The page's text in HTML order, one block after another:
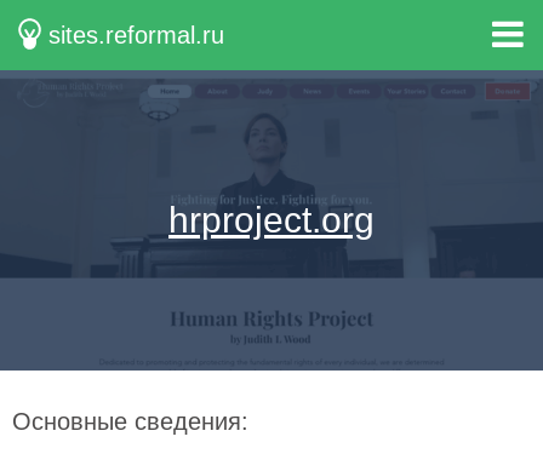
sites.reformal.ru
hrproject.org
Основные сведения: